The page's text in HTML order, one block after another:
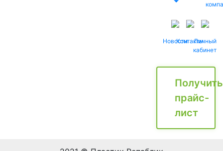
НовостиКонтактыЛичный
кабинет
Получить
прайс-
лист